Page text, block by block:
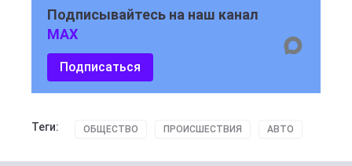
Подписывайтесь на наш канал
MAX
Подписаться
Теги: ОБЩЕСТВО ПРОИСШЕСТВИЯ АВТО